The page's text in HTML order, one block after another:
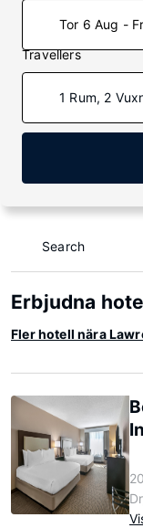
Tor 6 Aug -
Travellers
1 Rum, 2
Search
Erbjudna
Fler hotell nära